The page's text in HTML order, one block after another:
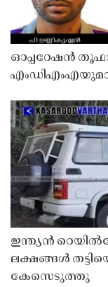
ഓപ്പറേഷൻ
ഇന്ത്യൻ
ലക്ഷങ്ങൾ
കേസെടുത്തു